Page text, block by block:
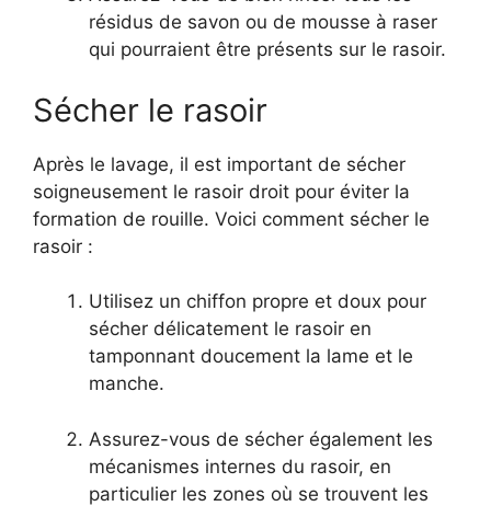
résidus de savon ou de mousse à raser
qui pourraient être présents sur le rasoir.
Sécher le rasoir
Après le lavage, il est important de sécher
soigneusement le rasoir droit pour éviter la
formation de rouille. Voici comment sécher le
rasoir :
Utilisez un chiffon propre et doux pour
sécher délicatement le rasoir en
tamponnant doucement la lame et le
manche.
Assurez-vous de sécher également les
mécanismes internes du rasoir, en
particulier les zones où se trouvent les